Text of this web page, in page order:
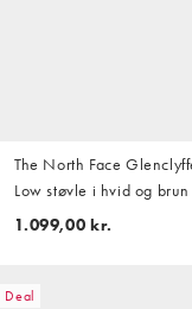
The North Face
Low støvle i hvid og brun
1.099,00 kr.
Deal